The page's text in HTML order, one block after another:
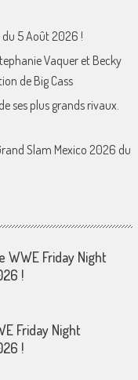
du 5 Août 2026 !
Vaquer et Becky
de Big Cass
ses plus grands rivaux.
Slam Mexico 2026 du
WWE Friday Night
!
Friday Night
!